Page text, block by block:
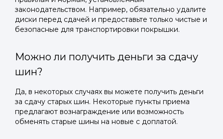
законодательством. Например, обязательно удалите
диски перед сдачей и предоставьте только чистые и
безопасные для транспортировки покрышки.
Можно ли получить деньги за сдачу
шин?
Да, в некоторых случаях вы можете получить деньги
за сдачу старых шин. Некоторые пункты приема
предлагают вознаграждение или возможность
обменять старые шины на новые с доплатой.